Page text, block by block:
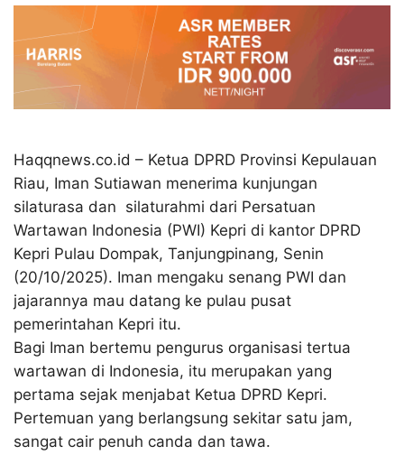
Haqqnews.co.id – Ketua DPRD Provinsi Kepulauan
Riau, Iman Sutiawan menerima kunjungan
silaturasa dan silaturahmi dari Persatuan
Wartawan Indonesia (PWI) Kepri di kantor DPRD
Kepri Pulau Dompak, Tanjungpinang, Senin
(20/10/2025). Iman mengaku senang PWI dan
jajarannya mau datang ke pulau pusat
pemerintahan Kepri itu.
Bagi Iman bertemu pengurus organisasi tertua
wartawan di Indonesia, itu merupakan yang
pertama sejak menjabat Ketua DPRD Kepri.
Pertemuan yang berlangsung sekitar satu jam,
sangat cair penuh canda dan tawa.